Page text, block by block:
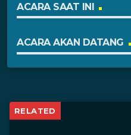
ACARA SAAT INI
ACARA AKAN DATANG
RELATED